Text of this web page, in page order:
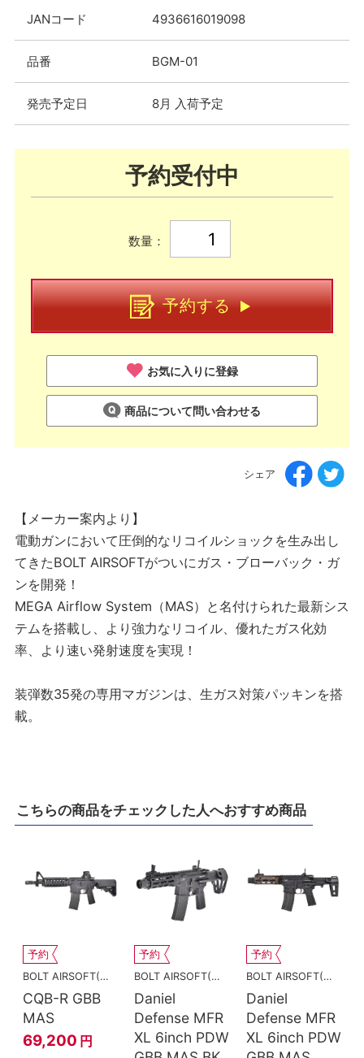
JANコード 4936616019098
品番 BGM-01
発売予定日 8月 入荷予定
予約受付中
数量：
予約する
お気に入りに登録
商品について問い合わせる
シェア
【メーカー案内より】
電動ガンにおいて圧倒的なリコイルショックを生み出し
てきたBOLT AIRSOFTがついにガス・ブローバック・ガ
ンを開発！
MEGA Airflow System（MAS）と名付けられた最新シス
テムを搭載し、より強力なリコイル、優れたガス化効
率、より速い発射速度を実現！
装弾数35発の専用マガジンは、生ガス対策パッキンを搭
載。
こちらの商品をチェックした人へおすすめ商品
予約
BOLT AIRSOFT(ボルトエアソフト)
CQB-R GBB
MAS
69,200 円
予約
BOLT AIRSOFT(ボルトエアソフト)
Daniel
Defense MFR
XL 6inch PDW
予約
BOLT AIRSOFT(ボルトエアソフト)
Daniel
Defense MFR
XL 6inch PDW